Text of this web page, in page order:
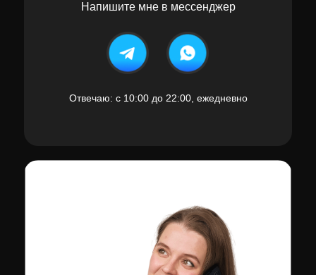
Отвечаю: с 10:00 до 22:00, ежедневно
Напишите мне в мессенджер